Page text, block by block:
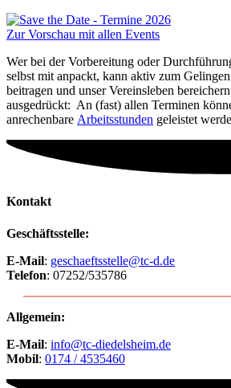
Zur Vorschau mit allen Events
Wer bei der Vorbereitung oder
selbst mit anpackt, kann aktiv zum
beitragen und unser Vereinsleben
ausgedrückt: An (fast) allen Terminen
anrechenbare Arbeitsstunden geleistet
Kontakt
Geschäftsstelle:
E-Mail: geschaeftsstelle@tc-d.de
Telefon: 07252/535786
Allgemein:
E-Mail: info@tc-diedelsheim.de
Mobil: 0174 / 4535460